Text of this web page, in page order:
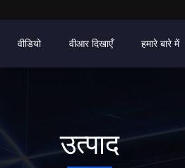
वीडियो वीआर दिखाएँ हमारे बारे में
उत्पाद